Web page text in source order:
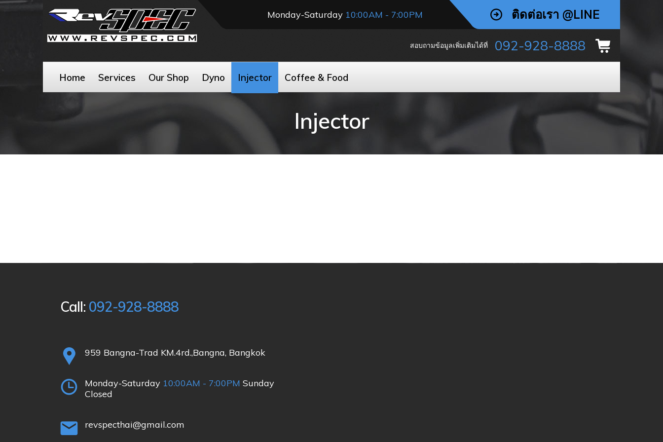
Monday-Saturday 10:00AM - 7:00PM ติดต่อเรา @LINE
สอบถามข้อมูลเพิ่มเติมได้ที่ 092-928-8888
Home Services Our Shop Dyno Injector Coffee & Food
Injector
Call: 092-928-8888
959 Bangna-Trad KM.4rd.,Bangna, Bangkok
Monday-Saturday 10:00AM - 7:00PM Sunday
Closed
revspecthai@gmail.com